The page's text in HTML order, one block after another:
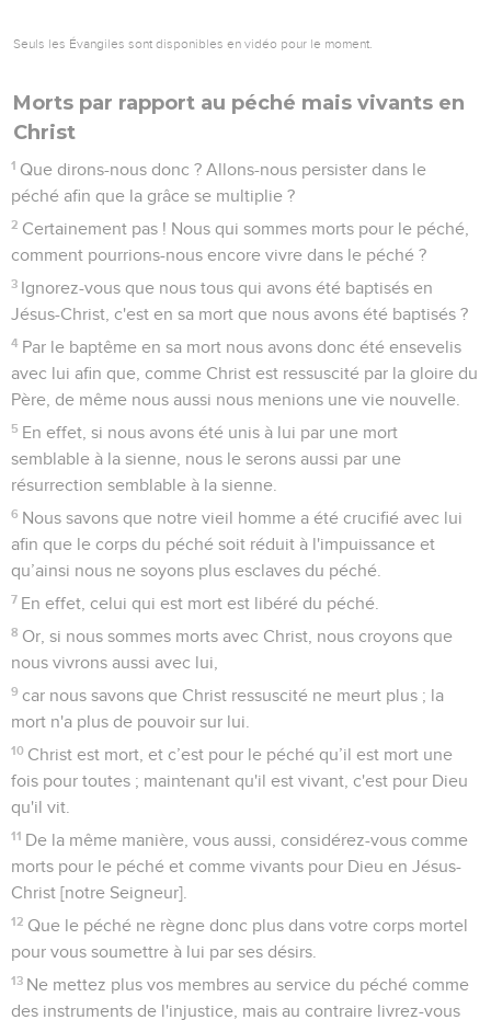
Seuls les Évangiles sont disponibles en vidéo pour le moment.
Morts par rapport au péché mais vivants en
Christ
1 Que dirons-nous donc ? Allons-nous persister dans le
péché afin que la grâce se multiplie ?
2 Certainement pas ! Nous qui sommes morts pour le péché,
comment pourrions-nous encore vivre dans le péché ?
3 Ignorez-vous que nous tous qui avons été baptisés en
Jésus-Christ, c'est en sa mort que nous avons été baptisés ?
4 Par le baptême en sa mort nous avons donc été ensevelis
avec lui afin que, comme Christ est ressuscité par la gloire du
Père, de même nous aussi nous menions une vie nouvelle.
5 En effet, si nous avons été unis à lui par une mort
semblable à la sienne, nous le serons aussi par une
résurrection semblable à la sienne.
6 Nous savons que notre vieil homme a été crucifié avec lui
afin que le corps du péché soit réduit à l'impuissance et
qu’ainsi nous ne soyons plus esclaves du péché.
7 En effet, celui qui est mort est libéré du péché.
8 Or, si nous sommes morts avec Christ, nous croyons que
nous vivrons aussi avec lui,
9 car nous savons que Christ ressuscité ne meurt plus ; la
mort n'a plus de pouvoir sur lui.
10 Christ est mort, et c’est pour le péché qu’il est mort une
fois pour toutes ; maintenant qu'il est vivant, c'est pour Dieu
qu'il vit.
11 De la même manière, vous aussi, considérez-vous comme
morts pour le péché et comme vivants pour Dieu en Jésus-
Christ [notre Seigneur].
12 Que le péché ne règne donc plus dans votre corps mortel
pour vous soumettre à lui par ses désirs.
13 Ne mettez plus vos membres au service du péché comme
des instruments de l'injustice, mais au contraire livrez-vous